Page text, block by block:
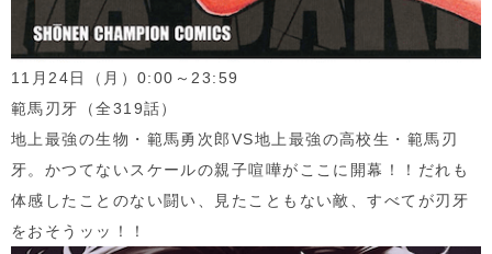
11月 24日（月）0:00 ～ 23:59
範馬刃牙（全319話）
地上最強の生物・範馬勇次郎VS地上最強の高校生・範馬刃
牙。かつてないスケールの親子喧嘩がここに開幕！！だれも
体感したことのない闘い、見たこともない敵、すべてが刃牙
をおそうッッ！！